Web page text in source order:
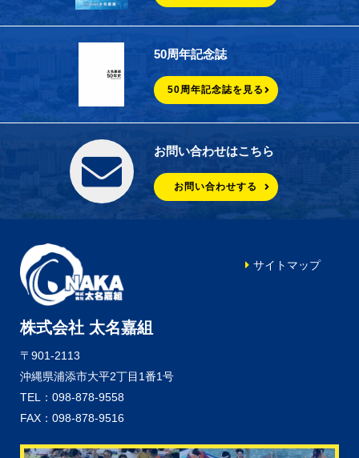
50周年記念誌
50周年記念誌を見る
お問い合わせはこちら
お問い合わせする
株式会社 太名嘉組
〒901-2113
沖縄県浦添市大平2丁目1番1号
TEL：098-878-9558
FAX：098-878-9516
サイトマップ